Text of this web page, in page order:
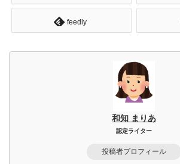
feedly
和知 まりあ
認定ライター
投稿者プロフィール